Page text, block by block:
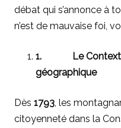
débat qui s’annonce à
n’est de mauvaise foi,
1.
Le
géographique
Dès 1793 , les
citoyenneté dans la